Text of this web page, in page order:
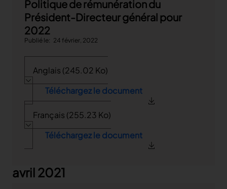
Politique de rémunération du
Président-Directeur général pour
2022
Publié le 24 février, 2022
Anglais (245.02 Ko)
Téléchargez le document
Français (255.23 Ko)
Téléchargez le document
avril 2021